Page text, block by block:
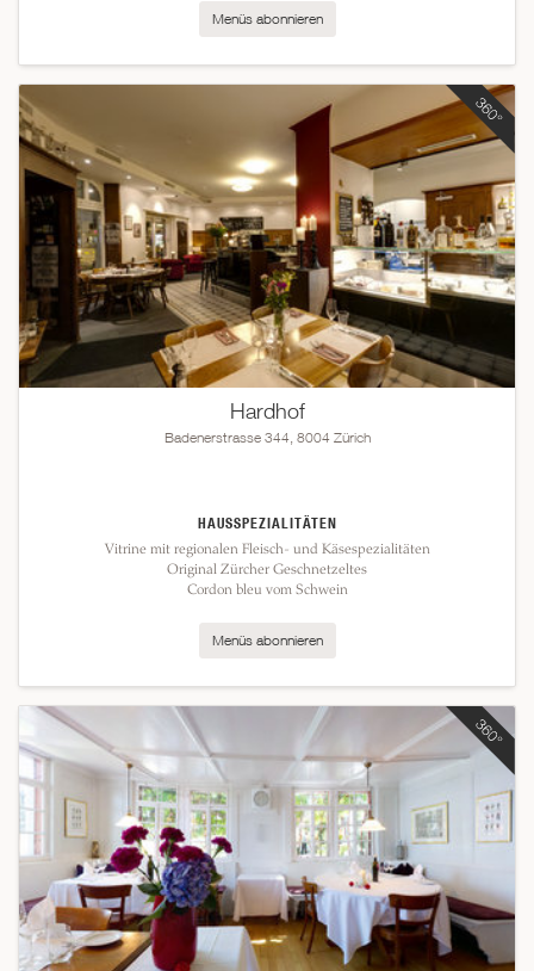
Menüs abonnieren
Hardhof
Badenerstrasse 344, 8004 Zürich
HAUSSPEZIALITÄTEN
Vitrine mit regionalen Fleisch- und Käsespezialitäten
Original Zürcher Geschnetzeltes
Cordon bleu vom Schwein
Menüs abonnieren